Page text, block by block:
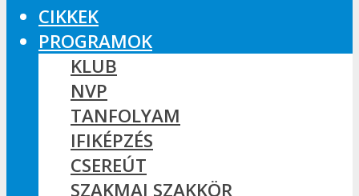
CIKKEK
PROGRAMOK
KLUB
NVP
TANFOLYAM
IFIKÉPZÉS
CSEREÚT
SZAKMAI SZAKKÖR